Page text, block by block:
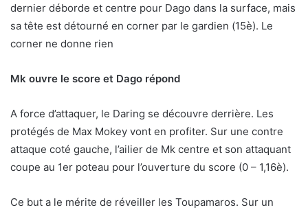
dernier déborde et centre pour Dago dans la surface, mais
sa tête est détourné en corner par le gardien (15è). Le
corner ne donne rien
Mk ouvre le score et Dago répond
A force d’attaquer, le Daring se découvre derrière. Les
protégés de Max Mokey vont en profiter. Sur une contre
attaque coté gauche, l’ailier de Mk centre et son attaquant
coupe au 1er poteau pour l’ouverture du score (0 – 1,16è).
Ce but a le mérite de réveiller les Toupamaros. Sur un